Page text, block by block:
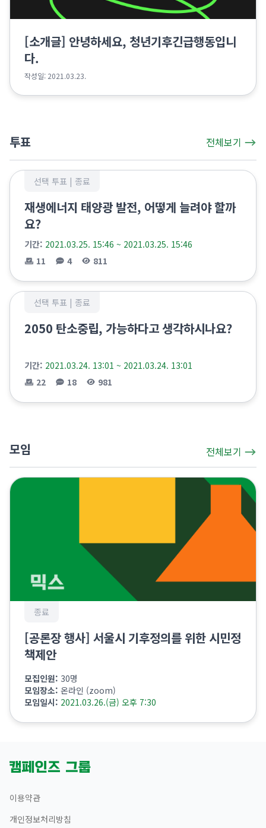
[소개글] 안녕하세요, 청년기후긴급행동입니
다.
작성일: 2021.03.23.
투표
선택 투표 | 종료
재생에너지 태양광 발전, 어떻게 늘려야 할까
요?
기간: 2021.03.25. 15:46 ~ 2021.03.25. 15:46
11
4 811
선택 투표 | 종료
2050 탄소중립, 가능하다고 생각하시나요?
기간: 2021.03.24. 13:01 ~ 2021.03.24. 13:01
22
18 981
전체보기
모임
종료
[공론장 행사] 서울시 기후정의를 위한 시민정
책제안
모집인원: 30명
모임장소: 온라인 (zoom)
모임일시: 2021.03.26.(금) 오후 7:30
전체보기
이용약관
개인정보처리방침